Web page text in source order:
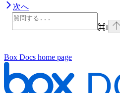
次へ
⌘I
Box Docs home page